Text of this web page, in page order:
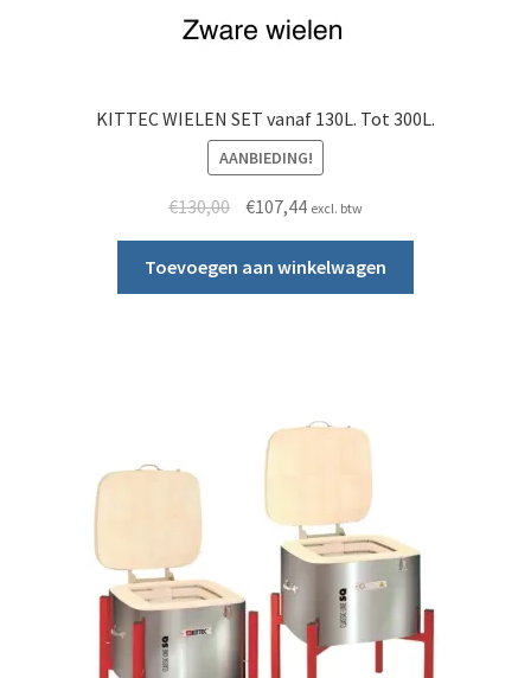
KITTEC WIELEN SET vanaf 130L. Tot 300L.
AANBIEDING!
€130,00 Oorspronkelijke prijs was: €130,00.
€107,44Huidige prijs is: €107,44.
excl. btw
Toevoegen aan winkelwagen